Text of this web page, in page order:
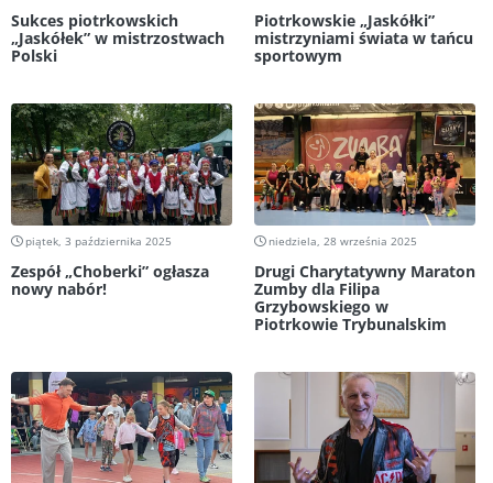
Sukces piotrkowskich
„Jaskółek” w mistrzostwach
Polski
Piotrkowskie „Jaskółki”
mistrzyniami świata w tańcu
sportowym
piątek, 3 października 2025
Zespół „Choberki” ogłasza
nowy nabór!
niedziela, 28 września 2025
Drugi Charytatywny Maraton
Zumby dla Filipa
Grzybowskiego w
Piotrkowie Trybunalskim